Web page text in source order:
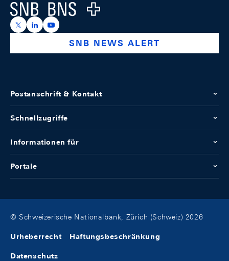
Logo
https://x.com/snb_bns
https://ch.linkedin.com/company/swiss-national-
https://www.youtube.com/@swissnationalbank
SNB NEWS ALERT
Postanschrift & Kontakt
Schnellzugriffe
Informationen für
Portale
© Schweizerische Nationalbank, Zürich (Schweiz) 2026
Urheberrecht Haftungsbeschränkung
Datenschutz